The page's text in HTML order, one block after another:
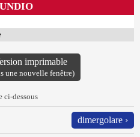
imprimable
une nouvelle fenêtre)
ci-dessous
dimergolare ›